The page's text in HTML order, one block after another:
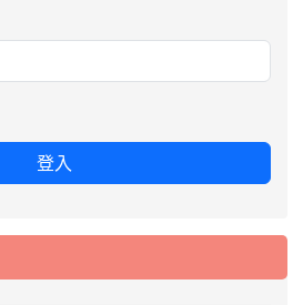
登入
取通知
115學年度課後照顧服務班教
115學年度一、三、五年級常
各位用路人留意
公告-115年桃園市運動會國小